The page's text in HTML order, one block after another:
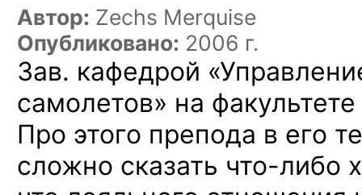
Автор: Zechs Merquise
Опубликовано: 2006 г.
Зав. кафедрой
самолетов» на факультете
Про этого препода в его
сложно сказать что-либо